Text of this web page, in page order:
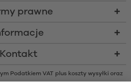
prawne
Kontakt
Podatkiem VAT plus koszty wysyłki oraz